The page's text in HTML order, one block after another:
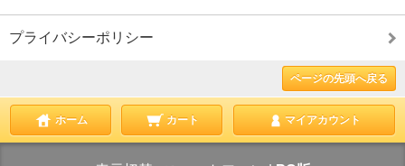
プライバシーポリシー
ページの先頭へ戻る
ホーム カート マイアカウント